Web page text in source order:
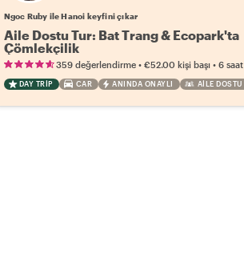
Ngoc Ruby ile Hanoi keyfini çıkar
Aile Dostu Tur: Bat Trang & Ecopark'ta
Çömlekçilik
359 değerlendirme• €52.00 kişi başı• 6 saat
DAY TRIP CAR ANINDA ONAYLI AILE DOSTU